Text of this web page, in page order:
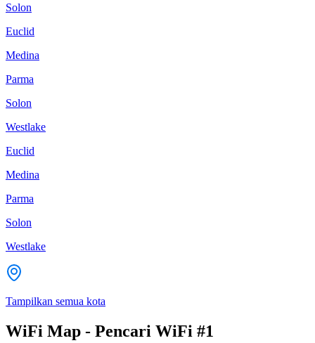
Solon
Euclid
Medina
Parma
Solon
Westlake
Euclid
Medina
Parma
Solon
Westlake
Tampilkan semua kota
WiFi Map - Pencari WiFi #1